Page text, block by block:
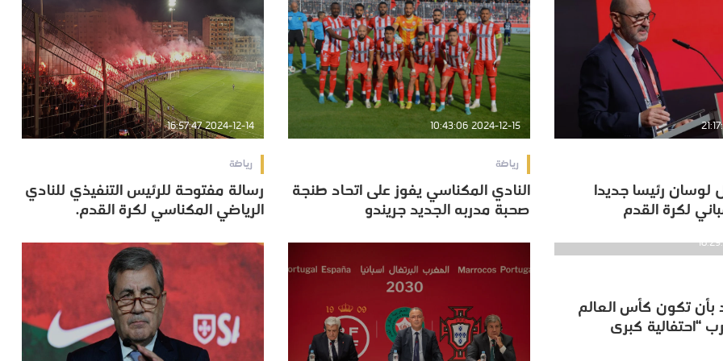
لوسان رئيسا جديدا
لكرة القدم
لوسان رئيسا جديدا
لكرة القدم
2024-12-15 10:43:06
رياضة
النادي المكناسي يفوز على اتحاد طنجة
صحبة مدربه الجديد جريندو
النادي المكناسي يفوز على اتحاد طنجة
صحبة مدربه الجديد جريندو
2024-12-14 16:57:47
رياضة
رسالة مفتوحة للرئيس التنفيذي للنادي
الرياضي المكناسي لكرة القدم.
رسالة مفتوحة للرئيس التنفيذي للنادي
الرياضي المكناسي لكرة القدم.
بأن تكون كأس العالم
“احتفالية كبرى
بأن تكون كأس العالم
“احتفالية كبرى